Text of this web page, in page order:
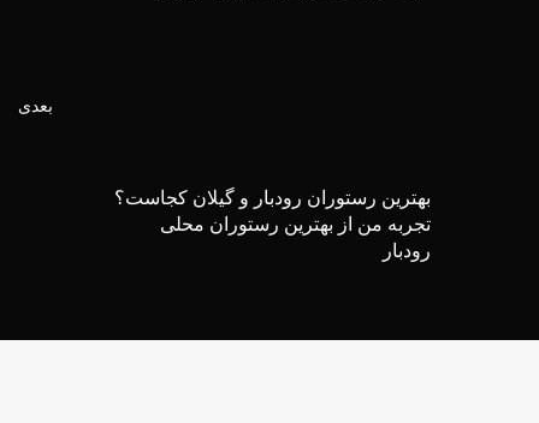
بعدی
بهترین رستوران رودبار و گیلان کجاست؟
تجربه من از بهترین رستوران محلی
رودبار